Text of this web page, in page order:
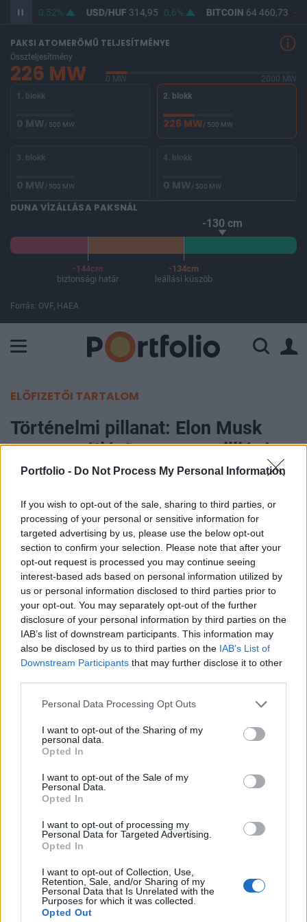
Portfolio - Do Not Process My Personal Information
If you wish to opt-out of the sale, sharing to third parties, or
processing of your personal or sensitive information for
targeted advertising by us, please use the below opt-out
section to confirm your selection. Please note that after your
opt-out request is processed you may continue seeing
interest-based ads based on personal information utilized by
us or personal information disclosed to third parties prior to
your opt-out. You may separately opt-out of the further
disclosure of your personal information by third parties on the
IAB’s list of downstream participants. This information may
also be disclosed by us to third parties on the IAB’s List of
Downstream Participants that may further disclose it to other
Personal Data Processing Opt Outs
I want to opt-out of the Sharing of my
personal data.
Opted In
I want to opt-out of the Sale of my
Personal Data.
Opted In
I want to opt-out of processing my
Personal Data for Targeted Advertising.
Opted In
I want to opt-out of Collection, Use,
Retention, Sale, and/or Sharing of my
Personal Data that Is Unrelated with the
Purposes for which it was collected.
Opted Out
363,60 0,52% USD/HUF314,95 0,6% BITCOIN64 460,73 -
PAKSI ATOMERŐMŰ TELJESÍTMÉNYE
Összteljesítmény
226 MW 0 MW
2000 MW
1. blokk
0 MW/ 500 MW
2. blokk
226 MW/ 500 MW
3. blokk
0 MW/ 500 MW
4. blokk
0 MW/ 500 MW
DUNA VÍZÁLLÁSA PAKSNÁL
-130 cm
-144cm
biztonsági határ
-134cm
leállási küszöb
Forrás: OVF, HAEA
ELŐFIZETŐI TARTALOM
Történelmi pillanat: Elon Musk
vagyona átlépte az ezermilliárd
dollárt
Portfolio
2026. június 12. 18:25
Elon Musk vagyona átlépte az ezermilliárd dollárt,
miután az üzletember űrvállalata, a SpaceX
pénteken tőzsdére lépett. A cég papírjai a 150
dolláros árfolyamon nyitottak, ami 11 százalékkal
magasabb, mint a 135 dolláros kibocsátási ár -
közölte a CNBC.
keressük a választ a befektetőket leginkább foglalkoztató
kérdésekre. Meddig tarthat az AI-rali, kik lehetnek a
következő évek nyertesei, mire számíthatunk a részvény-,
kötvény-, nyersanyag- és kriptopiacokon, és hogyan
érdemes portfóliót építeni egy gyorsan változó...
KEDVES OLVASÓNK!
A keresett cikk a portfolio.hu hírarchívumához
regisztrációhoz kötött.
Az előfizetés a következőket tartalmazza: